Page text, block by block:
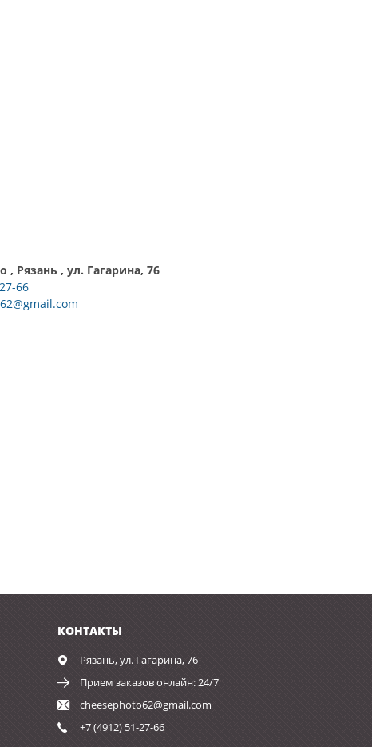
, Рязань , ул. Гагарина, 76
66
КОНТАКТЫ
Рязань,ул. Гагарина, 76
Прием заказов онлайн: 24/7
cheesephoto62@gmail.com
+7 (4912) 51-27-66